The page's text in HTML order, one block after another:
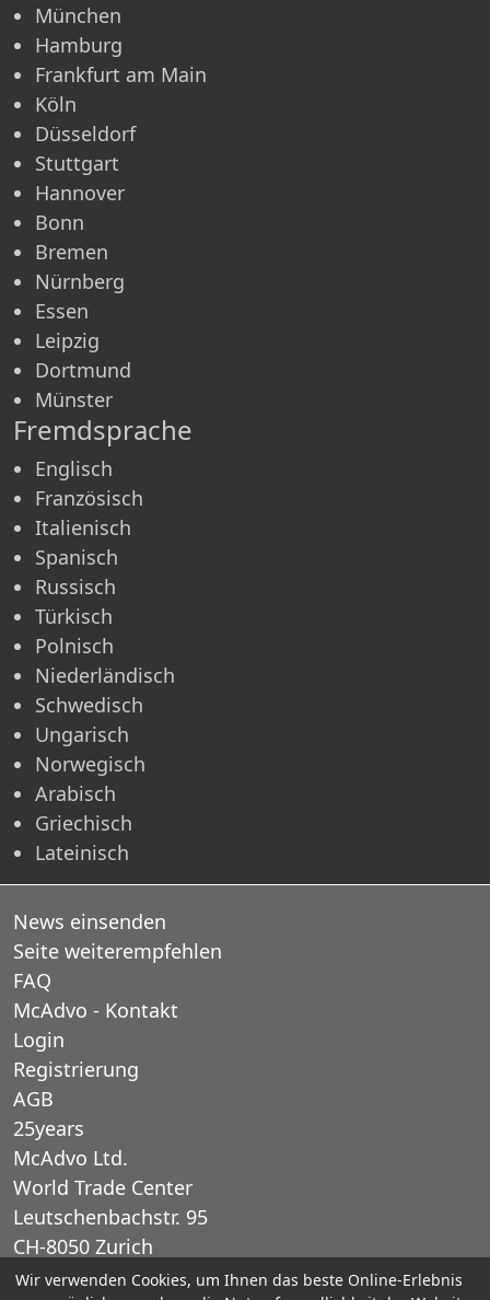
München
Hamburg
Frankfurt am Main
Köln
Düsseldorf
Stuttgart
Hannover
Bonn
Bremen
Nürnberg
Essen
Leipzig
Dortmund
Münster
Fremdsprache
Englisch
Französisch
Italienisch
Spanisch
Russisch
Türkisch
Polnisch
Niederländisch
Schwedisch
Ungarisch
Norwegisch
Arabisch
Griechisch
Lateinisch
News einsenden
Seite weiterempfehlen
FAQ
McAdvo - Kontakt
Login
Registrierung
AGB
25years
McAdvo Ltd.
World Trade Center
Leutschenbachstr. 95
CH-8050 Zurich
Schweiz
Wir verwenden Cookies, um Ihnen das beste Online-Erlebnis